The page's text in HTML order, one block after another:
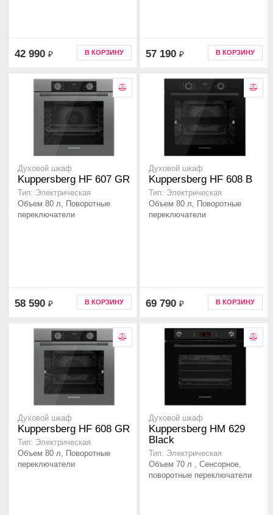
42 990 ₽ В КОРЗИНУ 57 190 ₽ В КОРЗИНУ
Духовой шкаф
Kuppersberg HF 607 GR
Тип: Электрическая
Объем 80 л, Поворотные
переключатели
58 590 ₽ В КОРЗИНУ
Духовой шкаф
Kuppersberg HF 608 B
Тип: Электрическая
Объем 80 л, Поворотные
переключатели
69 790 ₽ В КОРЗИНУ
Духовой шкаф
Kuppersberg HF 608 GR
Тип: Электрическая
Объем 80 л, Поворотные
переключатели
Духовой шкаф
Kuppersberg HM 629
Black
Тип: Электрическая
Объем 70 л , Сенсорное,
поворотные переключатели